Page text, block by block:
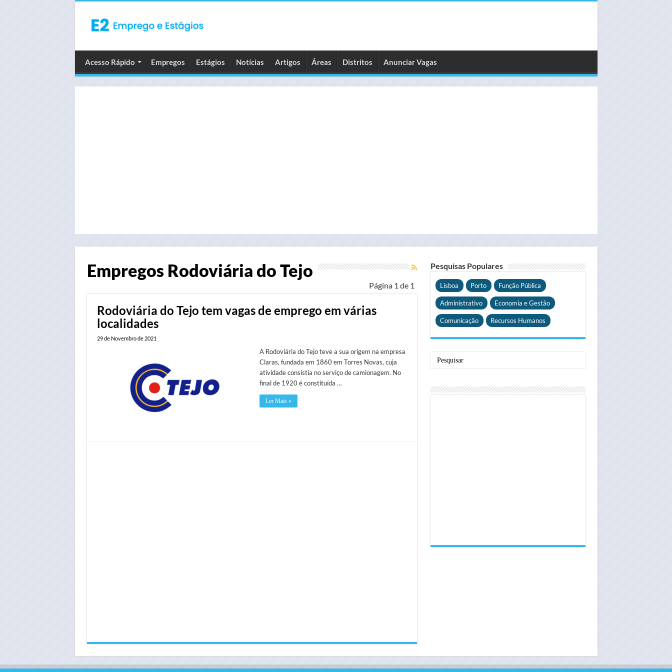
Acesso Rápido Empregos Estágios Notícias Artigos Áreas Distritos Anunciar Vagas
Empregos Rodoviária do Tejo
Página 1 de 1
Rodoviária do Tejo tem vagas de emprego em várias
localidades
29 de Novembro de 2021
A Rodoviária do Tejo teve a sua origem na empresa
Claras, fundada em 1860 em Torres Novas, cuja
atividade consistia no serviço de camionagem. No
final de 1920 é constituída …
Ler Mais »
Pesquisas Populares
Lisboa Porto Função Pública
Administrativo Economia e Gestão
Comunicação Recursos Humanos